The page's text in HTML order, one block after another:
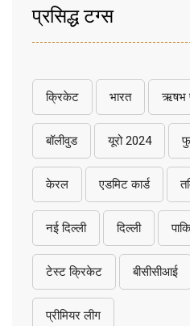
प्रसिद्ध टग्स
क्रिकेट भारत ऋषभ
बॉलीवुड यूरो 2024
केरल एडमिट कार्ड
नई दिल्ली दिल्ली
टेस्ट क्रिकेट बीसीसीआई
प्रीमियर लीग